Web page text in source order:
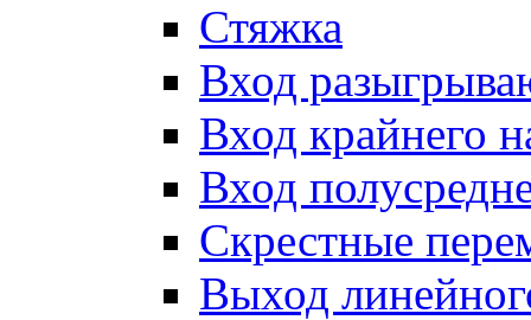
Стяжка
Вход
Вход крайнего
Вход
Скрестные
Выход